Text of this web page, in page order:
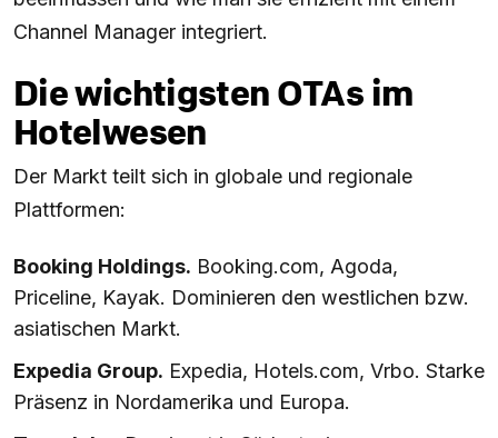
Channel Manager integriert.
Die wichtigsten OTAs im
Hotelwesen
Der Markt teilt sich in globale und regionale
Plattformen:
Booking Holdings. Booking.com, Agoda,
Priceline, Kayak. Dominieren den westlichen bzw.
asiatischen Markt.
Expedia Group. Expedia, Hotels.com, Vrbo. Starke
Präsenz in Nordamerika und Europa.